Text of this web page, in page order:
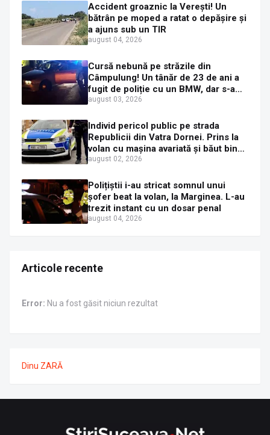
Accident groaznic la Verești! Un
bătrân pe moped a ratat o depășire și
a ajuns sub un TIR
august 04, 2026
Cursă nebună pe străzile din
Câmpulung! Un tânăr de 23 de ani a
fugit de poliție cu un BMW, dar s-a
oprit într-un gard de pe strada
august 03, 2026
Individ pericol public pe strada
Republicii din Vatra Dornei. Prins la
volan cu mașina avariată și băut bine,
în plină zi
august 02, 2026
Polițiștii i-au stricat somnul unui
șofer beat la volan, la Marginea. L-au
trezit instant cu un dosar penal
august 04, 2026
Articole recente
Error: Nu a fost găsit niciun rezultat
Dinu ZARĂ